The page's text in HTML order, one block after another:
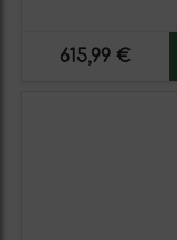
615,99 €